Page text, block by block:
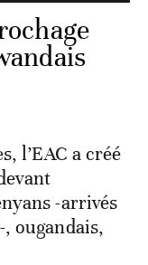
l’EAC a créé
-arrivés
ougandais,